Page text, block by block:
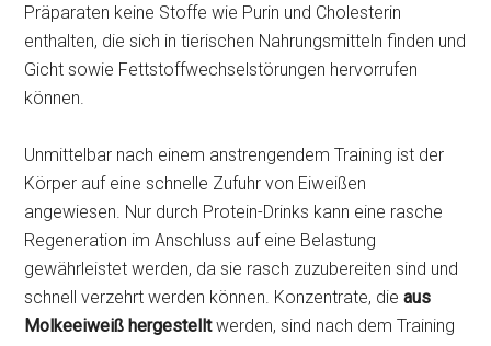
Präparaten keine Stoffe wie Purin und Cholesterin
enthalten, die sich in tierischen Nahrungsmitteln finden und
Gicht sowie Fettstoffwechselstörungen hervorrufen
können.
Unmittelbar nach einem anstrengendem Training ist der
Körper auf eine schnelle Zufuhr von Eiweißen
angewiesen. Nur durch Protein-Drinks kann eine rasche
Regeneration im Anschluss auf eine Belastung
gewährleistet werden, da sie rasch zuzubereiten sind und
schnell verzehrt werden können. Konzentrate, dieaus
Molkeeiweiß hergestelltwerden, sind nach dem Training